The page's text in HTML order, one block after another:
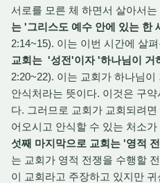
서로를 모른 체 하면서 살아서는
는 '그리스도 예수 안에 있는 한
2:14~15). 이는 이번 시간에 살
교회는 '성전'이자 '하나님이 거
2:20~22). 이는 교회가 하나님
안식처라는 뜻이다. 이것은 구
다. 그러므로 교회가 교회되려
어오시고 안식할 수 있는 처소
섯째 마지막으로 교회는 '영적
는 교회가 영적 전쟁을 수행할
이 교회라고 주장하고 있지만